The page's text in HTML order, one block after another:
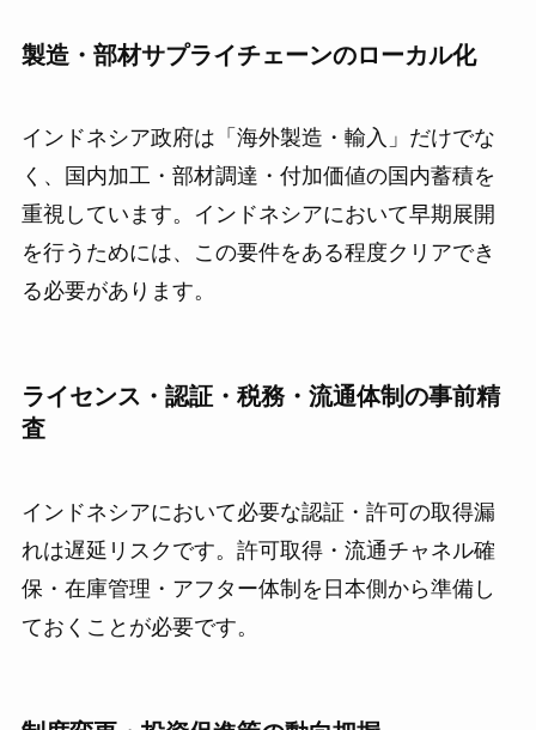
製造・部材サプライチェーンのローカル化
インドネシア政府は「海外製造・輸入」だけでな
く、国内加工・部材調達・付加価値の国内蓄積を
重視しています。インドネシアにおいて早期展開
を行うためには、この要件をある程度クリアでき
る必要があります。
ライセンス・認証・税務・流通体制の事前精
査
インドネシアにおいて必要な認証・許可の取得漏
れは遅延リスクです。許可取得・流通チャネル確
保・在庫管理・アフター体制を日本側から準備し
ておくことが必要です。